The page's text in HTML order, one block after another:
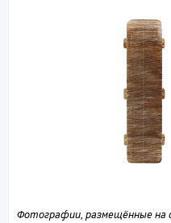
Фотографии, размещённые на